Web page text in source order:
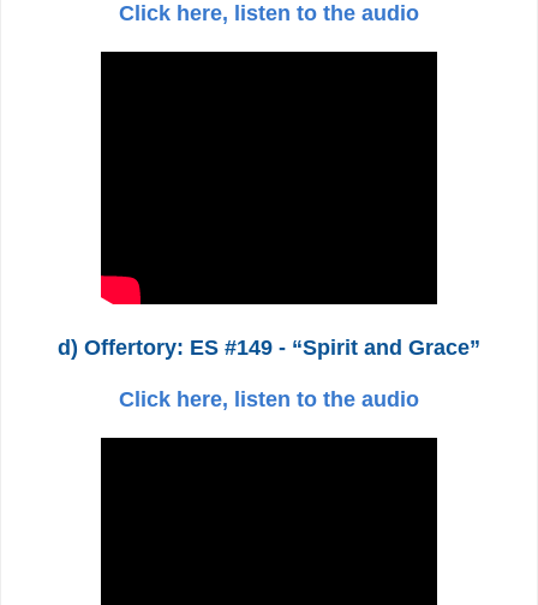
Click here, listen to the audio
d) Offertory: ES #149 - “Spirit and Grace”
Click here, listen to the audio